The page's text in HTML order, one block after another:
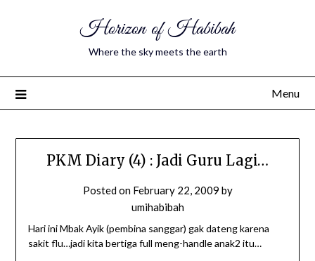
Horizon of Habibah
Where the sky meets the earth
Menu
PKM Diary (4) : Jadi Guru Lagi…
Posted on February 22, 2009 by
umihabibah
Hari ini Mbak Ayik (pembina sanggar) gak dateng karena
sakit flu…jadi kita bertiga full meng-handle anak2 itu…